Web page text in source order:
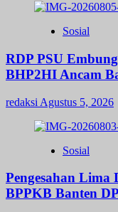
Sosial
RDP PSU
BHP2HI Ancam
redaksi Agustus 5, 2026
Sosial
Pengesahan Lima
BPPKB Banten